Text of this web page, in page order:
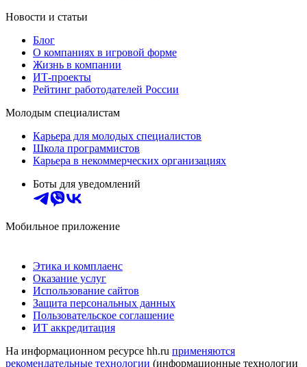
Новости и статьи
Блог
О компаниях в игровой форме
Жизнь в компании
ИТ-проекты
Рейтинг работодателей России
Молодым специалистам
Карьера для молодых специалистов
Школа программистов
Карьера в некоммерческих организациях
Боты для уведомлений
Мобильное приложение
Этика и комплаенс
Оказание услуг
Использование сайтов
Защита персональных данных
Пользовательское соглашение
ИТ аккредитация
На информационном ресурсе hh.ru применяются
рекомендательные технологии (информационные технологии